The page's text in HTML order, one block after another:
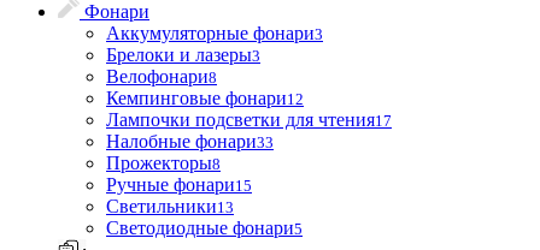
Фонари
Аккумуляторные фонари3
Брелоки и лазеры3
Велофонари8
Кемпинговые фонари12
Лампочки подсветки для чтения17
Налобные фонари33
Прожекторы8
Ручные фонари15
Светильники13
Светодиодные фонари5